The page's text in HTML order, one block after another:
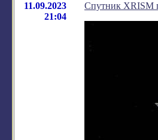
11.09.2023
21:04
Спутник XRISM